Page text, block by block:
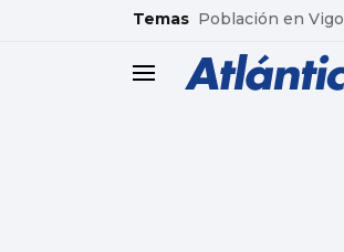
common.go-to-content
Temas Población en Vigo
header.menu.open